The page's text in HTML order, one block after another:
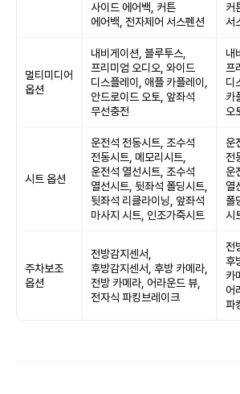
사이드 에어백, 커튼
에어백, 전자제어 서스펜션
커
서
멀티미디어
옵션
내비게이션, 블루투스,
프리미엄 오디오, 와이드
디스플레이, 애플 카플레이,
안드로이드 오토, 앞좌석
무선충전
내
프
디
카
오
시트 옵션
운전석 전동시트, 조수석
전동시트, 메모리시트,
운전석 열선시트, 조수석
열선시트, 뒷좌석 폴딩시트,
뒷좌석 리클라이닝, 앞좌석
마사지 시트, 인조가죽시트
운
전
운
열
폴
시
주차보조
옵션
전방감지센서,
후방감지센서, 후방 카메라,
전방 카메라, 어라운드 뷰,
전자식 파킹브레이크
전
후
카
어
파